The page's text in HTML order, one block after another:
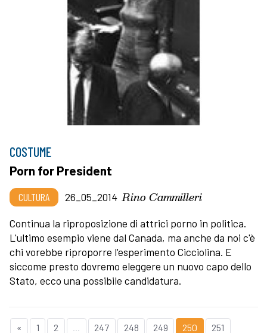
COSTUME
Porn for President
CULTURA 26_05_2014 Rino Cammilleri
Continua la riproposizione di attrici porno in politica.
L'ultimo esempio viene dal Canada, ma anche da noi c'è
chi vorebbe riproporre l'esperimento Cicciolina. E
siccome presto dovremo eleggere un nuovo capo dello
Stato, ecco una possibile candidatura.
« 1 2 ... 247 248 249 250 251